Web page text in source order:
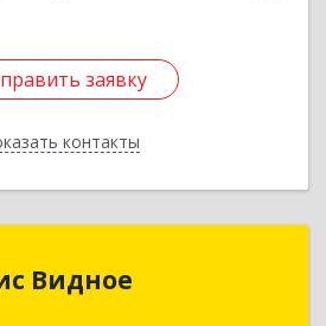
заявку
контакты
заявку
Назад
Видное